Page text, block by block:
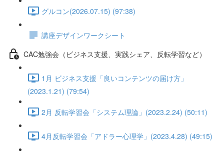
グルコン(2026.07.15) (97:38)
講座デザインワークシート
CAC勉強会（ビジネス支援、実践シェア、反転学習など）
1月 ビジネス支援「良いコンテンツの届け方」
(2023.1.21) (79:54)
2月 反転学習会「システム理論」(2023.2.24) (50:11)
4月反転学習会「アドラー心理学」(2023.4.28) (49:15)